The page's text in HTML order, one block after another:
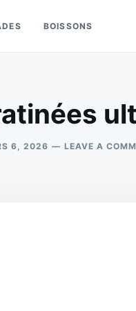
BOISSONS
6, 2026 LEAVE A